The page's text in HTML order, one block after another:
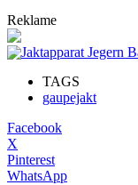
Reklame
TAGS
gaupejakt
Facebook
X
Pinterest
WhatsApp